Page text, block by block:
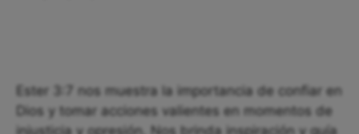
Ester 3:7 nos muestra la importancia de confiar en
Dios y tomar acciones valientes en momentos de